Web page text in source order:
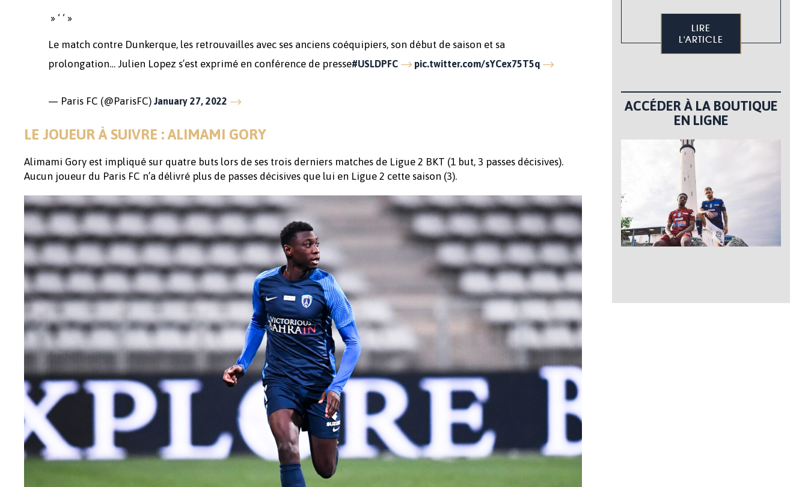
» ‘ ‘ »
Le match contre Dunkerque, les retrouvailles avec ses anciens coéquipiers, son début de saison et sa
prolongation… Julien Lopez s’est exprimé en conférence de presse#USLDPFC pic.twitter.com/sYCex75T5q
— Paris FC (@ParisFC) January 27, 2022
LE JOUEUR À SUIVRE : ALIMAMI GORY
Alimami Gory est impliqué sur quatre buts lors de ses trois derniers matches de Ligue 2 BKT (1 but, 3 passes décisives).
Aucun joueur du Paris FC n’a délivré plus de passes décisives que lui en Ligue 2 cette saison (3).
LIRE
L'ARTICLE
ACCÉDER À LA BOUTIQUE
EN LIGNE